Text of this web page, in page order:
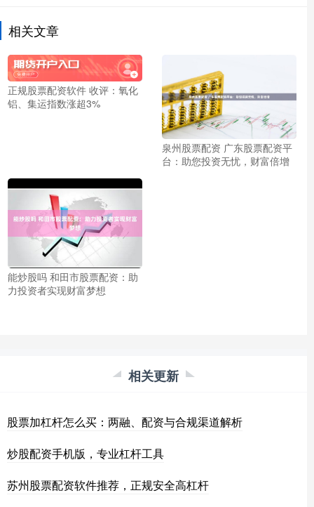
相关文章
正规股票配资软件 收评：氧化
铝、集运指数涨超3%
泉州股票配资 广东股票配资平
台：助您投资无忧，财富倍增
能炒股吗 和田市股票配资：助
力投资者实现财富梦想
相关更新
股票加杠杆怎么买：两融、配资与合规渠道解析
炒股配资手机版，专业杠杆工具
苏州股票配资软件推荐，正规安全高杠杆